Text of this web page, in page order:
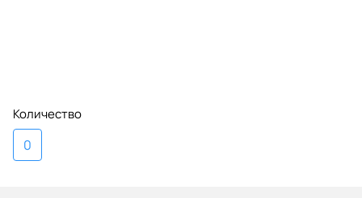
Количество
0